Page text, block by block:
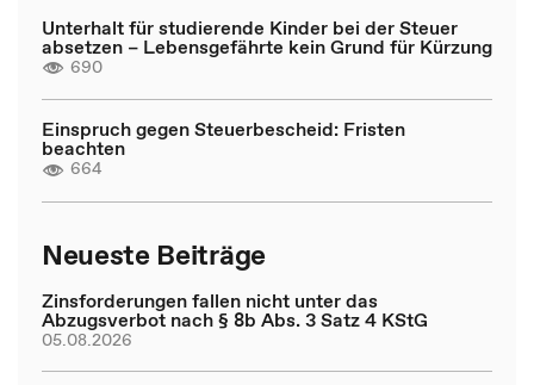
Unterhalt für studierende Kinder bei der Steuer
absetzen – Lebensgefährte kein Grund für Kürzung
690
Einspruch gegen Steuerbescheid: Fristen
beachten
664
Neueste Beiträge
Zinsforderungen fallen nicht unter das
Abzugsverbot nach § 8b Abs. 3 Satz 4 KStG
05.08.2026